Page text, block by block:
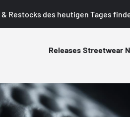
Restocks des heutigen Tages
Releases Streetwear